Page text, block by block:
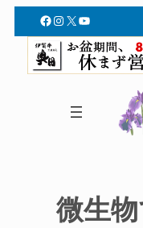
Facebook
Instagram
X YouTube
微生